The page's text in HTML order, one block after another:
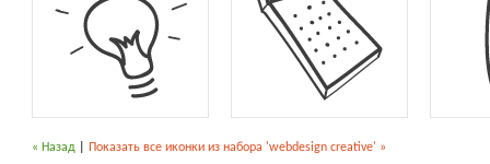
« Назад Показать все иконки из набора 'webdesign creative' »